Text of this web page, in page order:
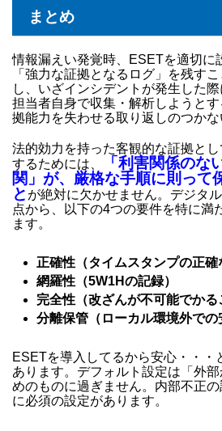
まとめ
情報漏えい発覚時、ESETを適切に
「強力な証拠となるログ」を残す
し、いざインシデントが発生した
担当者自身で収集・解析しようと
拠能力を失わせる取り返しのつかな
法的効力を持った客観的な証拠と
するためには、
「利害関係のな
関」が、厳格な手順に則って
と が絶対に欠かせません。デジタ
点から、以下の4つの要件を特に満
ます。
正確性（タイムスタンプの正確
網羅性（5W1Hの記録）
完全性（改ざんが不可能でかる
分離保管（ローカル環境外での
ESETを導入してるから安心・・・
あります。デフォルト設定は「外
めのものに過ぎません。内部不正
に必須の設定があります。